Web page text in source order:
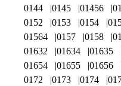
0144
0145 01456
0152
0153 0154
01564
0157 0158
01632
01634 01635
01654
01655 01656
0172
0173 0174